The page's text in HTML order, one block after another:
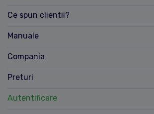
Ce spun clientii?
Manuale
Compania
Preturi
Autentificare